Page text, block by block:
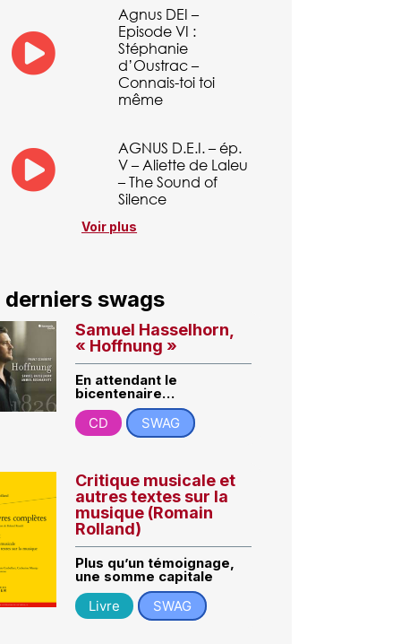
Agnus DEI –
Episode VI :
Stéphanie
d’Oustrac –
Connais-toi toi
même
AGNUS D.E.I. – ép.
V – Aliette de Laleu
– The Sound of
Silence
Voir plus
derniers swags
Samuel Hasselhorn,
« Hoffnung »
En attendant le
bicentenaire…
CD
SWAG
Critique musicale et
autres textes sur la
musique (Romain
Rolland)
Plus qu’un témoignage,
une somme capitale
Livre
SWAG